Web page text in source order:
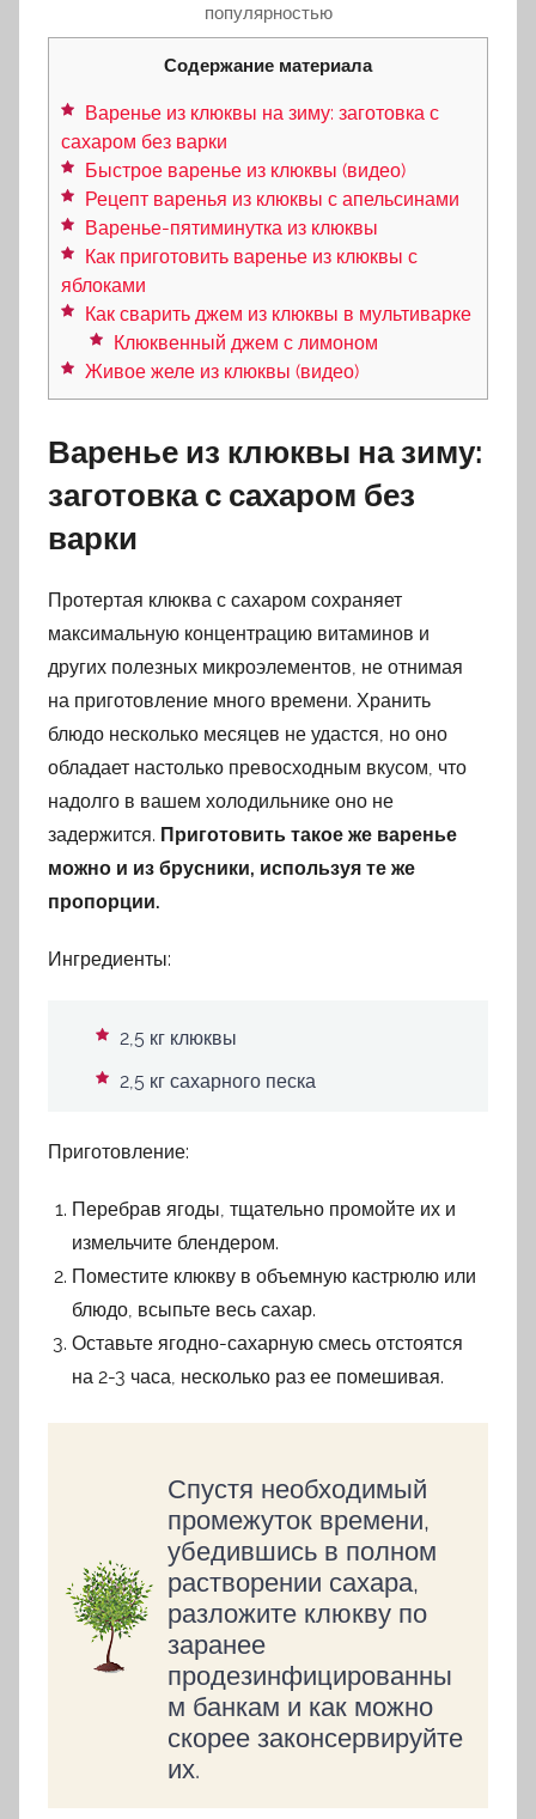
популярностью
Содержание материала
Варенье из клюквы на зиму: заготовка с
сахаром без варки
Быстрое варенье из клюквы (видео)
Рецепт варенья из клюквы с апельсинами
Варенье-пятиминутка из клюквы
Как приготовить варенье из клюквы с
яблоками
Как сварить джем из клюквы в мультиварке
Клюквенный джем с лимоном
Живое желе из клюквы (видео)
Варенье из клюквы на зиму:
заготовка с сахаром без
варки
Протертая клюква с сахаром сохраняет
максимальную концентрацию витаминов и
других полезных микроэлементов, не отнимая
на приготовление много времени. Хранить
блюдо несколько месяцев не удастся, но оно
обладает настолько превосходным вкусом, что
надолго в вашем холодильнике оно не
задержится. Приготовить такое же варенье
можно и из брусники, используя те же
пропорции.
Ингредиенты:
2,5 кг клюквы
2,5 кг сахарного песка
Приготовление:
Перебрав ягоды, тщательно промойте их и
измельчите блендером.
Поместите клюкву в объемную кастрюлю или
блюдо, всыпьте весь сахар.
Оставьте ягодно-сахарную смесь отстоятся
на 2-3 часа, несколько раз ее помешивая.
Спустя необходимый
промежуток времени,
убедившись в полном
растворении сахара,
разложите клюкву по
заранее
продезинфицированны
м банкам и как можно
скорее законсервируйте
их.